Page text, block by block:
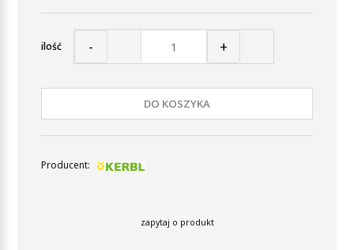
ilość - +
DO KOSZYKA
Producent:
zapytaj o produkt